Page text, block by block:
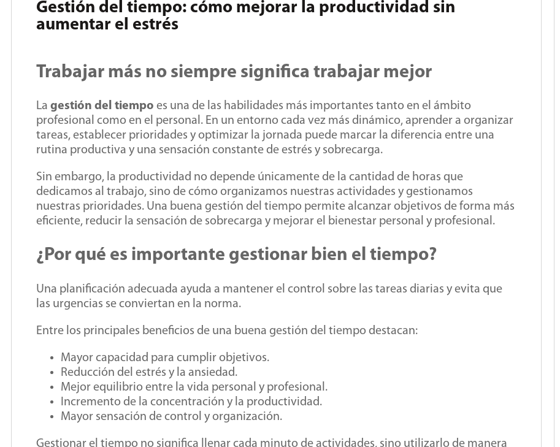
Gestión del tiempo: cómo mejorar la productividad sin
aumentar el estrés
Trabajar más no siempre significa trabajar mejor
La gestión del tiempo es una de las habilidades más importantes tanto en el ámbito
profesional como en el personal. En un entorno cada vez más dinámico, aprender a organizar
tareas, establecer prioridades y optimizar la jornada puede marcar la diferencia entre una
rutina productiva y una sensación constante de estrés y sobrecarga.
Sin embargo, la productividad no depende únicamente de la cantidad de horas que
dedicamos al trabajo, sino de cómo organizamos nuestras actividades y gestionamos
nuestras prioridades. Una buena gestión del tiempo permite alcanzar objetivos de forma más
eficiente, reducir la sensación de sobrecarga y mejorar el bienestar personal y profesional.
¿Por qué es importante gestionar bien el tiempo?
Una planificación adecuada ayuda a mantener el control sobre las tareas diarias y evita que
las urgencias se conviertan en la norma.
Entre los principales beneficios de una buena gestión del tiempo destacan:
Mayor capacidad para cumplir objetivos.
Reducción del estrés y la ansiedad.
Mejor equilibrio entre la vida personal y profesional.
Incremento de la concentración y la productividad.
Mayor sensación de control y organización.
Gestionar el tiempo no significa llenar cada minuto de actividades, sino utilizarlo de manera